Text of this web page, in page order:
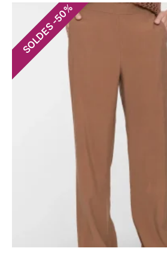
SOLDES
-
50
%